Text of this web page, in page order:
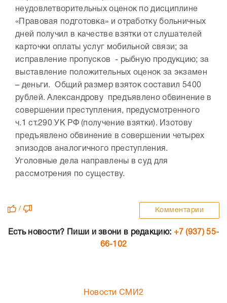
неудовлетворительных оценок по дисциплине
«Правовая подготовка» и отработку больничных
дней получил в качестве взятки от слушателей
карточки оплаты услуг мобильной связи; за
исправление пропусков - рыбную продукцию; за
выставление положительных оценок за экзамен
– деньги. Общий размер взяток составил 5400
рублей. Александрову предъявлено обвинение в
совершении преступления, предусмотренного
ч.1 ст.290 УК РФ (получение взятки). Изотову
предъявлено обвинение в совершении четырех
эпизодов аналогичного преступления.
Уголовные дела направлены в суд для
рассмотрения по существу.
/ Комментарии
Есть новости? Пиши и звони в редакцию: +7 (937) 55-
66-102
Новости СМИ2